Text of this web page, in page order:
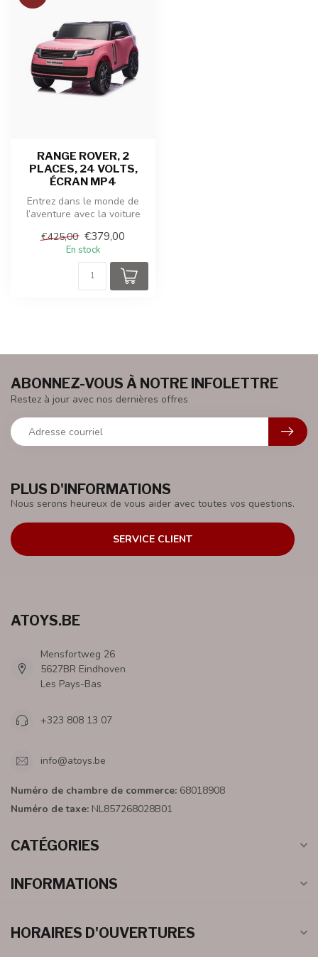
RANGE ROVER, 2
PLACES, 24 VOLTS,
ÉCRAN MP4
Entrez dans le monde de
l’aventure avec la voiture
Land ...
€425,00 €379,00
En stock
PLUS D'INFORMATIONS
Nous serons heureux de vous aider avec toutes vos questions.
SERVICE CLIENT
ABONNEZ-VOUS À NOTRE INFOLETTRE
Restez à jour avec nos dernières offres
ATOYS.BE
Mensfortweg 26
5627BR Eindhoven
Les Pays-Bas
+323 808 13 07
info@atoys.be
Numéro de chambre de commerce: 68018908
Numéro de taxe: NL857268028B01
CATÉGORIES
INFORMATIONS
HORAIRES D'OUVERTURES